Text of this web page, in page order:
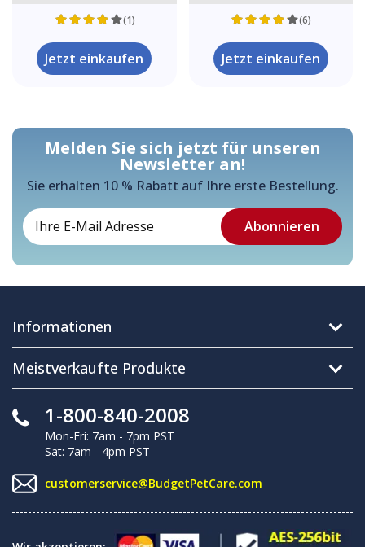
(1)
Jetzt einkaufen
(6)
Jetzt einkaufen
Melden Sie sich jetzt für unseren
Newsletter an!
Sie erhalten 10 % Rabatt auf Ihre erste Bestellung.
Informationen
Meistverkaufte Produkte
1-800-840-2008
Mon-Fri: 7am - 7pm PST
Sat: 7am - 4pm PST
customerservice@BudgetPetCare.com